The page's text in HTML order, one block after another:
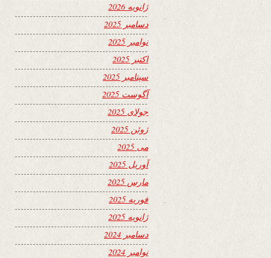
ژانویه 2026
دسامبر 2025
نوامبر 2025
اکتبر 2025
سپتامبر 2025
آگوست 2025
جولای 2025
ژوئن 2025
می 2025
آوریل 2025
مارس 2025
فوریه 2025
ژانویه 2025
دسامبر 2024
نوامبر 2024